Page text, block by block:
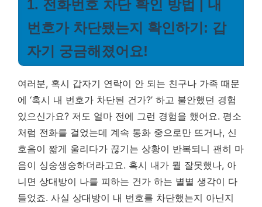
1. 전화번호 차단 확인 방법 | 내
번호가 차단됐는지 확인하기: 갑
자기 궁금해졌어요!
여러분, 혹시 갑자기 연락이 안 되는 친구나 가족 때문
에 ‘혹시 내 번호가 차단된 건가?’ 하고 불안했던 경험
있으신가요? 저도 얼마 전에 그런 경험을 했어요. 평소
처럼 전화를 걸었는데 계속 통화 중으로만 뜨거나, 신
호음이 짧게 울리다가 끊기는 상황이 반복되니 괜히 마
음이 싱숭생숭하더라고요. 혹시 내가 뭘 잘못했나, 아
니면 상대방이 나를 피하는 건가 하는 별별 생각이 다
들었죠. 사실 상대방이 내 번호를 차단했는지 아닌지